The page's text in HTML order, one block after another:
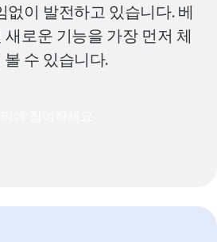
없이 발전하고 있습니다. 베
로운 기능을 가장 먼저 체
볼 수 있습니다.